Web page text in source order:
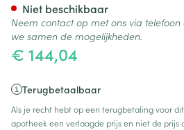
€ 144,04
Terugbetaalbaar
Als je recht hebt op een terugbetaling voor
apotheek een verlaagde prijs en niet de prijs
Niet beschikbaar
Neem contact op met ons via
we samen de mogelijkheden.